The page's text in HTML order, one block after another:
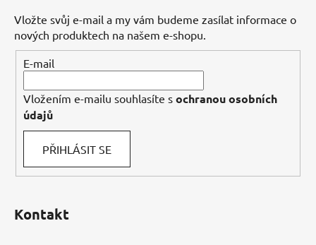
Vložte svůj e-mail a my vám budeme zasílat informace o
nových produktech na našem e-shopu.
E-mail
Vložením e-mailu souhlasíte s ochranou osobních
údajů
PŘIHLÁSIT SE
Kontakt